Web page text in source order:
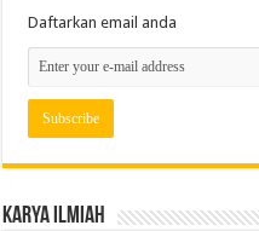
Daftarkan email anda
Karya Ilmiah